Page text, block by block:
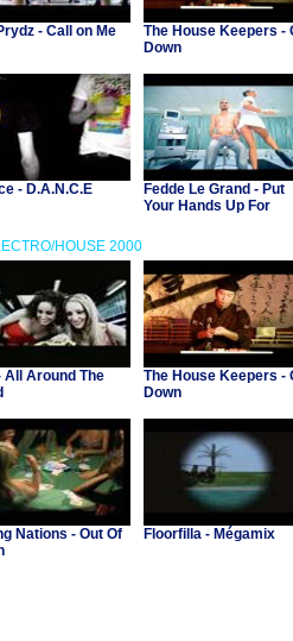
- Call on Me
The House Keepers -
Down
- D.A.N.C.E
Fedde Le Grand - Put
Your Hands Up For
HOUSE 2000
All Around The
The House Keepers -
Down
Nations - Out Of
Floorfilla - Mégamix